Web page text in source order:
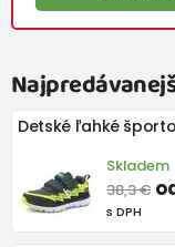
Skladem
38,3 €
s DPH